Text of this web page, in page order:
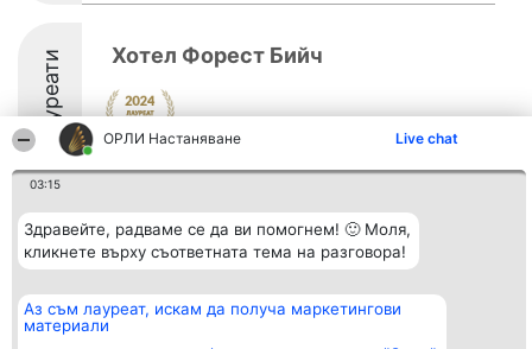
ОРЛИ Настаняване Live chat
03:15
Здравейте, радваме се да ви помогнем! 🙂 Моля,
кликнете върху съответната тема на разговора!
Аз съм лауреат, искам да получа маркетингови
материали
Лауреати Хотел Форест Бийч
8.1
Организатор на
класиране
BulevardulAleea Timișul De
Sus Nr. 2, Bl. A30, Sc. A, Et.
Класация
Победители
всички
Контакти
Контакти